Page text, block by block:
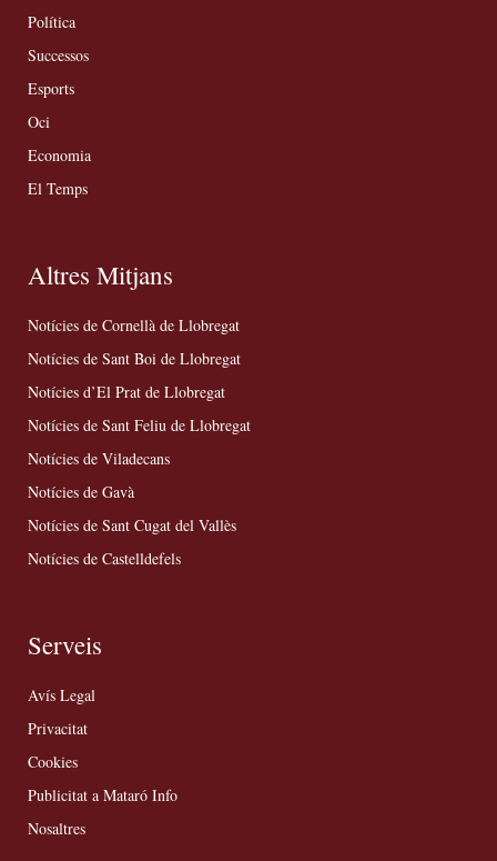
Política
Successos
Esports
Oci
Economia
El Temps
Altres Mitjans
Notícies de Cornellà de Llobregat
Notícies de Sant Boi de Llobregat
Notícies d’El Prat de Llobregat
Notícies de Sant Feliu de Llobregat
Notícies de Viladecans
Notícies de Gavà
Notícies de Sant Cugat del Vallès
Notícies de Castelldefels
Serveis
Avís Legal
Privacitat
Cookies
Publicitat a Mataró Info
Nosaltres